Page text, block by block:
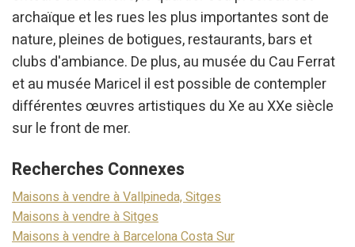
archaïque et les rues les plus importantes sont de
nature, pleines de botigues, restaurants, bars et
clubs d'ambiance. De plus, au musée du Cau Ferrat
et au musée Maricel il est possible de contempler
différentes œuvres artistiques du Xe au XXe siècle
sur le front de mer.
Recherches Connexes
Maisons à vendre à Vallpineda, Sitges
Maisons à vendre à Sitges
Maisons à vendre à Barcelona Costa Sur